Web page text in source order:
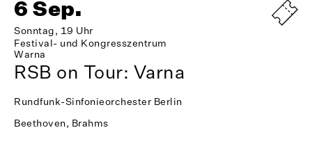
6 Sep.
Sonntag, 19 Uhr
Festival- und Kongresszentrum
Warna
RSB on Tour: Varna
Rundfunk-Sinfonieorchester Berlin
Beethoven, Brahms